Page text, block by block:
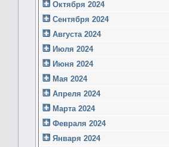
Октября 2024
Сентября 2024
Августа 2024
Июля 2024
Июня 2024
Мая 2024
Апреля 2024
Марта 2024
Февраля 2024
Января 2024